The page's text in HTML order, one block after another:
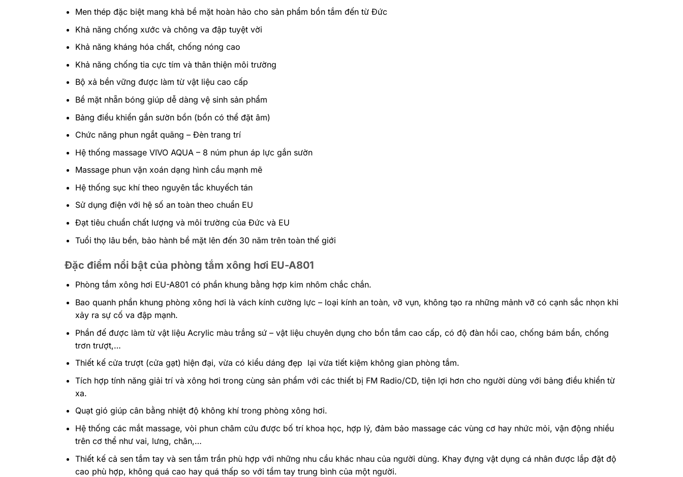
Men thép đặc biệt mang khả bề mặt hoàn hảo cho sản phẩm bồn tắm đến từ Đức
Khả năng chống xước và chông va đập tuyệt vời
Khả năng kháng hóa chất, chống nóng cao
Khả năng chống tia cực tím và thân thiện môi trường
Bộ xả bền vững được làm từ vật liệu cao cấp
Bề mặt nhẵn bóng giúp dễ dàng vệ sinh sản phẩm
Bảng điều khiển gắn sườn bồn (bồn có thể đặt âm)
Chức năng phun ngắt quãng – Đèn trang trí
Hệ thống massage VIVO AQUA – 8 núm phun áp lực gắn sườn
Massage phun vặn xoán dạng hình cầu mạnh mẽ
Hệ thống sục khí theo nguyên tắc khuyếch tán
Sử dụng điện với hệ số an toàn theo chuẩn EU
Đạt tiêu chuẩn chất lượng và môi trường của Đức và EU
Tuổi thọ lâu bền, bảo hành bề mặt lên đến 30 năm trên toàn thế giới
Đặc điểm nổi bật của phòng tắm xông hơi EU-A801
Phòng tắm xông hơi EU-A801 có phần khung bằng hợp kim nhôm chắc chắn.
Bao quanh phần khung phòng xông hơi là vách kính cường lực – loại kính an toàn, vỡ vụn, không tạo ra những mảnh vỡ có cạnh sắc nhọn khi
xảy ra sự cố va đập mạnh.
Phần đế được làm từ vật liệu Acrylic màu trắng sứ – vật liệu chuyên dụng cho bồn tắm cao cấp, có độ đàn hồi cao, chống bám bẩn, chống
trơn trượt,…
Thiết kế cửa trượt (cửa gạt) hiện đại, vừa có kiểu dáng đẹp lại vừa tiết kiệm không gian phòng tắm.
Tích hợp tính năng giải trí và xông hơi trong cùng sản phẩm với các thiết bị FM Radio/CD, tiện lợi hơn cho người dùng với bảng điều khiển từ
xa.
Quạt gió giúp cân bằng nhiệt độ không khí trong phòng xông hơi.
Hệ thống các mắt massage, vòi phun châm cứu được bố trí khoa học, hợp lý, đảm bảo massage các vùng cơ hay nhức mỏi, vận động nhiều
trên cơ thể như vai, lưng, chân,…
Thiết kế cả sen tắm tay và sen tắm trần phù hợp với những nhu cầu khác nhau của người dùng. Khay đựng vật dụng cá nhân được lắp đặt độ
cao phù hợp, không quá cao hay quá thấp so với tầm tay trung bình của một người.